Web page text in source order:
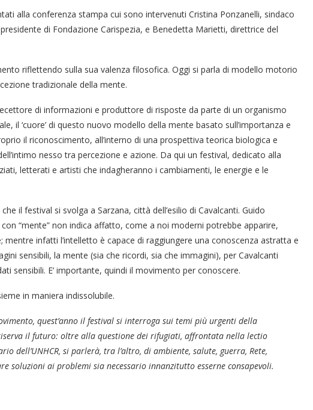
alla conferenza stampa cui sono intervenuti Cristina Ponzanelli, sindaco
di Fondazione Carispezia, e Benedetta Marietti, direttrice del
riflettendo sulla sua valenza filosofica. Oggi si parla di modello motorio
tradizionale della mente.
di informazioni e produttore di risposte da parte di un organismo
il ‘cuore’ di questo nuovo modello della mente basato sull’importanza e
il riconoscimento, all’interno di una prospettiva teorica biologica e
nesso tra percezione e azione. Da qui un festival, dedicato alla
letterati e artisti che indagheranno i cambiamenti, le energie e le
il festival si svolga a Sarzana, città dell’esilio di Cavalcanti. Guido
“mente” non indica affatto, come a noi moderni potrebbe apparire,
mentre infatti l’intelletto è capace di raggiungere una conoscenza astratta e
sensibili, la mente (sia che ricordi, sia che immagini), per Cavalcanti
sensibili. E’ importante, quindi il movimento per conoscere.
in maniera indissolubile.
, quest’anno il festival si interroga sui temi più urgenti della
il futuro: oltre alla questione dei rifugiati, affrontata nella lectio
dell’UNHCR, si parlerà, tra l’altro, di ambiente, salute, guerra, Rete,
soluzioni ai problemi sia necessario innanzitutto esserne consapevoli.